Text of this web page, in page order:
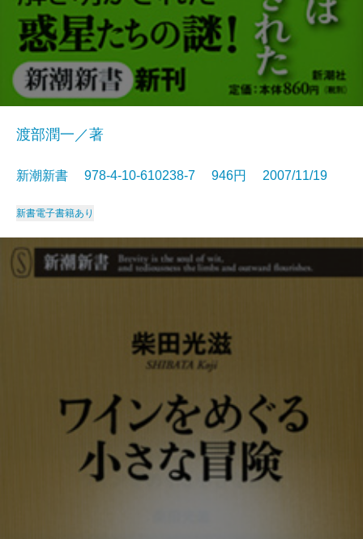
渡部潤一／著
新潮新書 978-4-10-610238-7 946円 2007/11/19
新書電子書籍あり